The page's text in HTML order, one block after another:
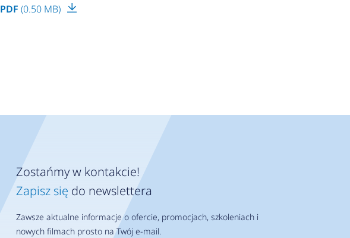
PDF (0.50 MB)
Zostańmy w kontakcie!
Zapisz się do newslettera
Zawsze aktualne informacje o ofercie, promocjach, szkoleniach i
nowych filmach prosto na Twój e-mail.